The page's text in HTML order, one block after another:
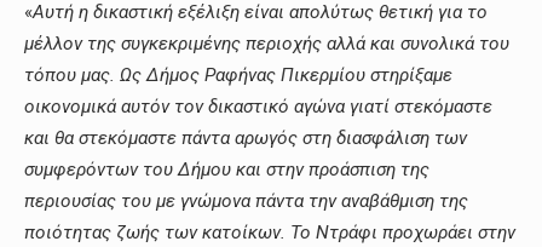
«Αυτή η δικαστική εξέλιξη είναι απολύτως θετική για το
μέλλον της συγκεκριμένης περιοχής αλλά και συνολικά του
τόπου μας. Ως Δήμος Ραφήνας Πικερμίου στηρίξαμε
οικονομικά αυτόν τον δικαστικό αγώνα γιατί στεκόμαστε
και θα στεκόμαστε πάντα αρωγός στη διασφάλιση των
συμφερόντων του Δήμου και στην προάσπιση της
περιουσίας του με γνώμονα πάντα την αναβάθμιση της
ποιότητας ζωής των κατοίκων. Το Ντράφι προχωράει στην